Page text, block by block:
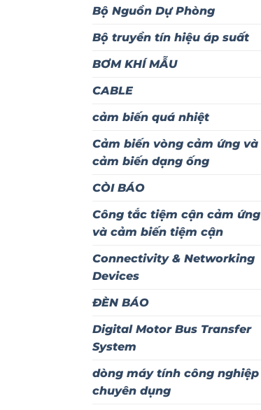
Bộ Nguồn Dự Phòng
Bộ truyền tín hiệu áp suất
BƠM KHÍ MẪU
CABLE
cảm biến quá nhiệt
Cảm biến vòng cảm ứng và
cảm biến dạng ống
CÒI BÁO
Công tắc tiệm cận cảm ứng
và cảm biến tiệm cận
Connectivity & Networking
Devices
ĐÈN BÁO
Digital Motor Bus Transfer
System
dòng máy tính công nghiệp
chuyên dụng